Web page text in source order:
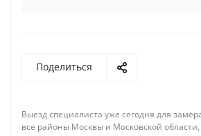
Поделиться
Выезд специалиста уже сегодня для
все районы Москвы и Московской области,